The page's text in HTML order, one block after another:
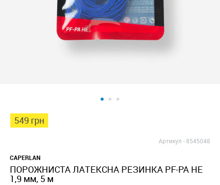
549 грн
Артикул -8545048
CAPERLAN
ПОРОЖНИСТА ЛАТЕКСНА РЕЗИНКА PF-PA HE
1,9 мм, 5 м